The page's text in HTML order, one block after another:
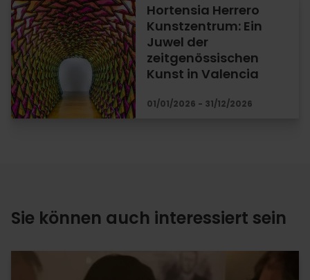
Hortensia Herrero
Kunstzentrum: Ein
Juwel der
zeitgenössischen
Kunst in Valencia
01/01/2026 - 31/12/2026
Sie können auch interessiert sein